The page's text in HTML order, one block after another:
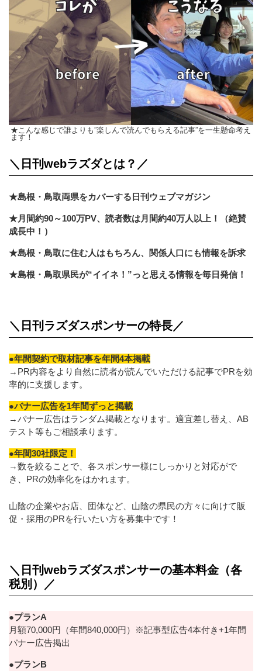
★こんな感じで誰よりも”楽しんで読んでもらえる記事”を一生懸命考え
ます！
＼日刊webラズダとは？／
★島根・鳥取両県をカバーする日刊ウェブマガジン
★月間約90～100万PV、読者数は月間約40万人以上！（絶賛
成長中！）
★島根・鳥取に住む人はもちろん、関係人口にも情報を訴求
★島根・鳥取県民が“イイネ！”っと思える情報を毎日発信！
＼日刊ラズダスポンサーの特長／
●年間契約で取材記事を年間4本掲載
→PR内容をより自然に読者が読んでいただける記事でPRを効
率的に支援します。
●バナー広告を1年間ずっと掲載
→バナー広告はランダム掲載となります。適宜差し替え、AB
テスト等もご相談承ります。
●年間30社限定！
→数を絞ることで、各スポンサー様にしっかりと対応がで
き、PRの効率化をはかれます。
山陰の企業やお店、団体など、山陰の県民の方々に向けて販
促・採用のPRを行いたい方を募集中です！
＼日刊webラズダスポンサーの基本料金（各
税別）／
●プランA
月額70,000円（年間840,000円）※記事型広告4本付き+1年間
バナー広告掲出
●プランB